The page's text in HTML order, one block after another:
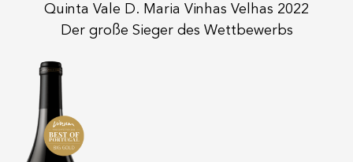
Produzenten
Porto
Spirituosen
Feinkostgeschäft
Promotionen
Neue Produkte
Präsentation
Neuigkeiten
Impressum
Quinta Vale D. Maria Vinhas Velhas 2022
Der große Sieger des Wettbewerbs